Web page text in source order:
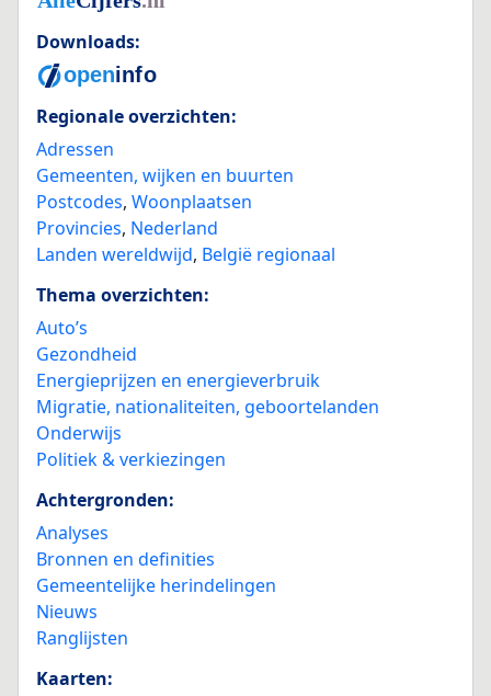
Downloads:
Regionale overzichten:
Adressen
Gemeenten, wijken en buurten
Postcodes, Woonplaatsen
Provincies, Nederland
Landen wereldwijd, België regionaal
Thema overzichten:
Auto’s
Gezondheid
Energieprijzen en energieverbruik
Migratie, nationaliteiten, geboortelanden
Onderwijs
Politiek & verkiezingen
Achtergronden:
Analyses
Bronnen en definities
Gemeentelijke herindelingen
Nieuws
Ranglijsten
Kaarten: